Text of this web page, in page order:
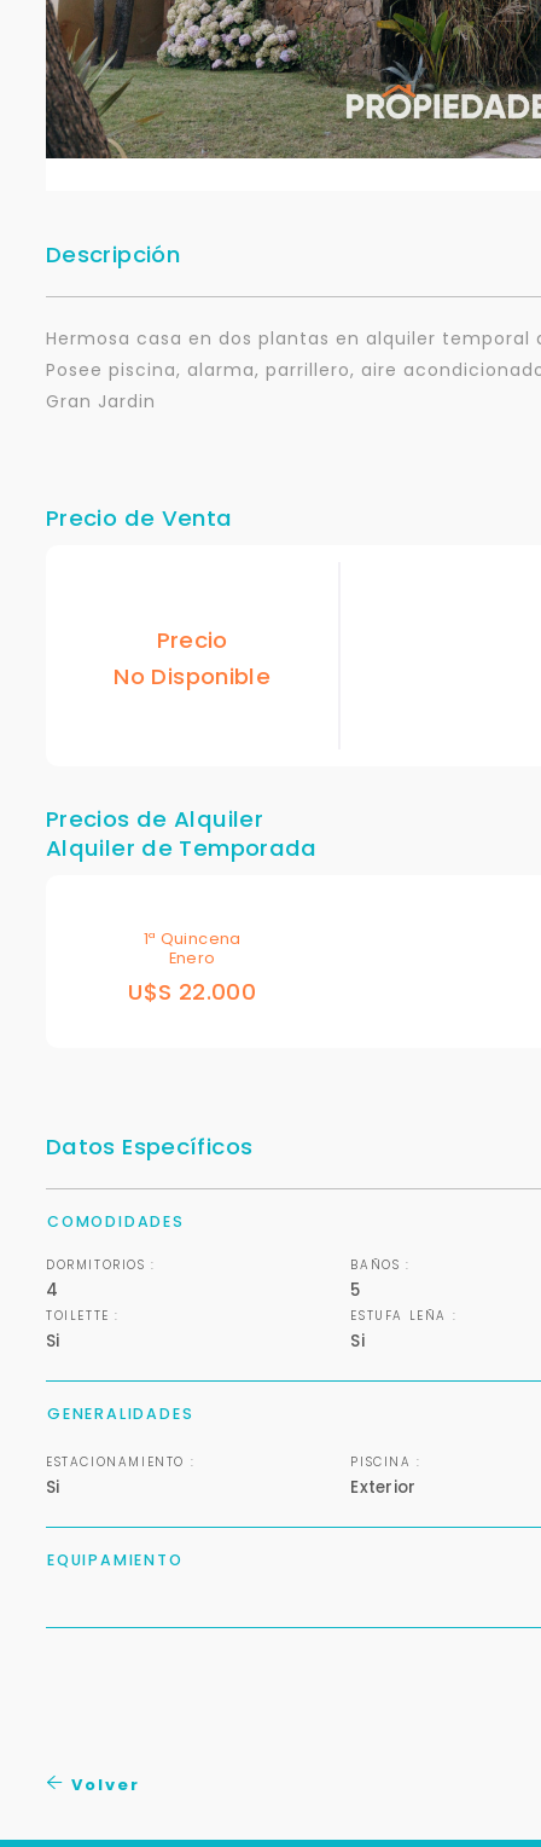
Descripción
Hermosa casa en dos plantas en alquiler
Posee piscina, alarma, parrillero, aire
Gran Jardin
Precio de Venta
Precio
No Disponible
Precios de Alquiler
Alquiler de Temporada
1ª Quincena
Enero
U$S 22.000
Datos Específicos
COMODIDADES
DORMITORIOS :
4
BAÑOS :
5
TOILETTE :
Si
ESTUFA LEÑA :
Si
GENERALIDADES
ESTACIONAMIENTO :
Si
PISCINA :
Exterior
EQUIPAMIENTO
Volver